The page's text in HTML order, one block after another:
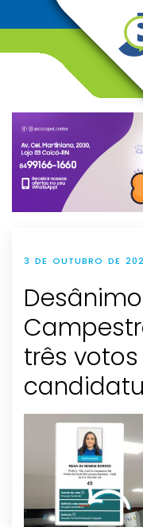
3 DE OUTUBRO DE
três